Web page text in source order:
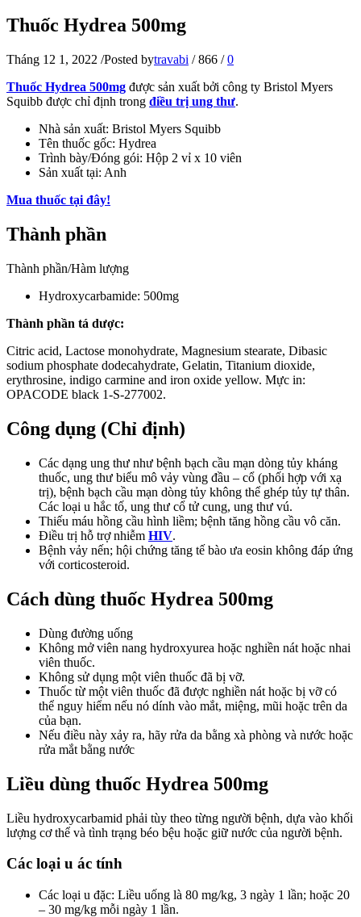
Thuốc Hydrea 500mg
Tháng 12 1, 2022 /Posted bytravabi / 866 / 0
Thuốc Hydrea 500mg được sản xuất bởi công ty Bristol Myers
Squibb được chỉ định trong điều trị ung thư.
Nhà sản xuất: Bristol Myers Squibb
Tên thuốc gốc: Hydrea
Trình bày/Đóng gói: Hộp 2 vỉ x 10 viên
Sản xuất tại: Anh
Mua thuốc tại đây!
Thành phần
Thành phần/Hàm lượng
Hydroxycarbamide: 500mg
Thành phần tá dược:
Citric acid, Lactose monohydrate, Magnesium stearate, Dibasic
sodium phosphate dodecahydrate, Gelatin, Titanium dioxide,
erythrosine, indigo carmine and iron oxide yellow. Mực in:
OPACODE black 1-S-277002.
Công dụng (Chỉ định)
Các dạng ung thư như bệnh bạch cầu mạn dòng tủy kháng
thuốc, ung thư biểu mô vảy vùng đầu – cổ (phối hợp với xạ
trị), bệnh bạch cầu mạn dòng tủy không thể ghép tủy tự thân.
Các loại u hắc tố, ung thư cổ tử cung, ung thư vú.
Thiếu máu hồng cầu hình liềm; bệnh tăng hồng cầu vô căn.
Điều trị hỗ trợ nhiễm HIV.
Bệnh vảy nến; hội chứng tăng tế bào ưa eosin không đáp ứng
với corticosteroid.
Cách dùng thuốc Hydrea 500mg
Dùng đường uống
Không mở viên nang hydroxyurea hoặc nghiền nát hoặc nhai
viên thuốc.
Không sử dụng một viên thuốc đã bị vỡ.
Thuốc từ một viên thuốc đã được nghiền nát hoặc bị vỡ có
thể nguy hiểm nếu nó dính vào mắt, miệng, mũi hoặc trên da
của bạn.
Nếu điều này xảy ra, hãy rửa da bằng xà phòng và nước hoặc
rửa mắt bằng nước
Liều dùng thuốc Hydrea 500mg
Liều hydroxycarbamid phải tùy theo từng người bệnh, dựa vào khối
lượng cơ thể và tình trạng béo bệu hoặc giữ nước của người bệnh.
Các loại u ác tính
Các loại u đặc: Liều uống là 80 mg/kg, 3 ngày 1 lần; hoặc 20
– 30 mg/kg mỗi ngày 1 lần.